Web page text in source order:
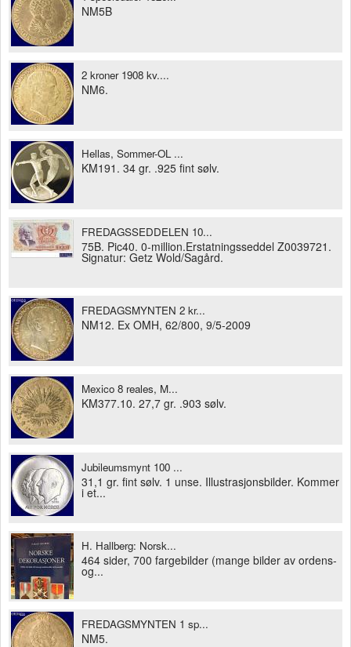
NM5B
2 kroner 1908 kv....
NM6.
Hellas, Sommer-OL ...
KM191. 34 gr. .925 fint sølv.
FREDAGSSEDDELEN 10...
75B. Pic40. 0-million.Erstatningsseddel Z0039721.
Signatur: Getz Wold/Sagård.
FREDAGSMYNTEN 2 kr...
NM12. Ex OMH, 62/800, 9/5-2009
Mexico 8 reales, M...
KM377.10. 27,7 gr. .903 sølv.
Jubileumsmynt 100 ...
31,1 gr. fint sølv. 1 unse. Illustrasjonsbilder. Kommer
i et...
H. Hallberg: Norsk...
464 sider, 700 fargebilder (mange bilder av ordens-
og...
FREDAGSMYNTEN 1 sp...
NM5.